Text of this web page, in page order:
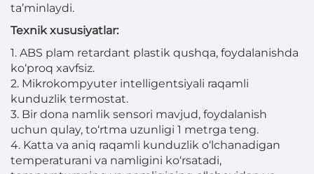
ta’minlaydi.
Texnik xususiyatlar:
1. ABS plam retardant plastik qushqa, foydalanishda
ko‘proq xavfsiz.
2. Mikrokompyuter intelligentsiyali raqamli
kunduzlik termostat.
3. Bir dona namlik sensori mavjud, foydalanish
uchun qulay, to‘rtma uzunligi 1 metrga teng.
4. Katta va aniq raqamli kunduzlik o‘lchanadigan
temperaturani va namligini ko‘rsatadi,